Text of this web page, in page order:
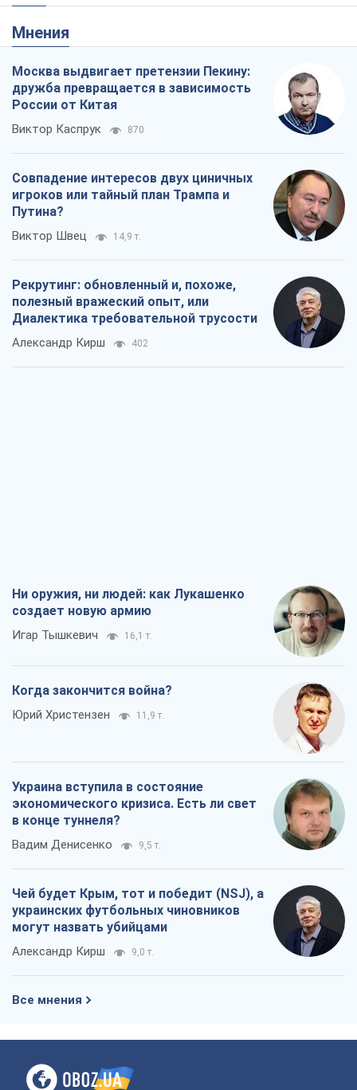
Мнения
Москва выдвигает претензии Пекину:
дружба превращается в зависимость
России от Китая
Виктор Каспрук 870
Совпадение интересов двух циничных
игроков или тайный план Трампа и
Путина?
Виктор Швец 14,9 т.
Рекрутинг: обновленный и, похоже,
полезный вражеский опыт, или
Диалектика требовательной трусости
Александр Кирш 402
Ни оружия, ни людей: как Лукашенко
создает новую армию
Игар Тышкевич 16,1 т.
Когда закончится война?
Юрий Христензен 11,9 т.
Украина вступила в состояние
экономического кризиса. Есть ли свет
в конце туннеля?
Вадим Денисенко 9,5 т.
Чей будет Крым, тот и победит (NSJ), а
украинских футбольных чиновников
могут назвать убийцами
Александр Кирш 9,0 т.
Все мнения